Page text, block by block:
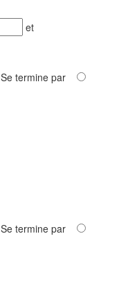
et
Se termine par
Se termine par